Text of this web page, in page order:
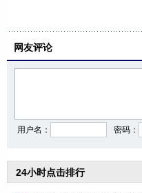
网友评论
用户名： 密码：
24小时点击排行